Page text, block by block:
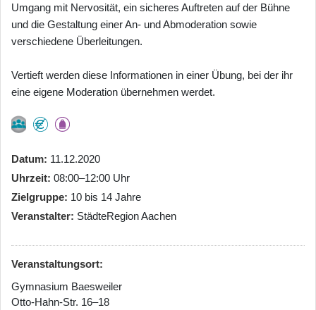
Umgang mit Nervosität, ein sicheres Auftreten auf der Bühne
und die Gestaltung einer An- und Abmoderation sowie
verschiedene Überleitungen.
Vertieft werden diese Informationen in einer Übung, bei der ihr
eine eigene Moderation übernehmen werdet.
Datum 11.12.2020
Uhrzeit 08:00–12:00 Uhr
Zielgruppe 10 bis 14 Jahre
Veranstalter StädteRegion Aachen
Veranstaltungsort:
Gymnasium Baesweiler
Otto-Hahn-Str. 16–18